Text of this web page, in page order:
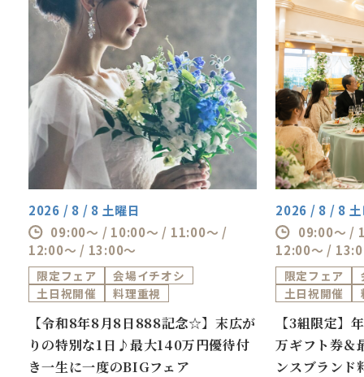
2026 / 8 / 8 土曜日
09:00～ / 10:00～ / 11:00～ /
12:00～ / 13:00～
限定フェア
会場イチオシ
土日祝開催
料理重視
【令和8年8月8日888記念☆】末広が
りの特別な1日♪最大140万円優待付
き一生に一度のBIGフェア
2026 / 8 / 8
09:00～ /
12:00～ /
限定フェア
土日祝開催
【3組限定】
万ギフト券＆
ンスブランド